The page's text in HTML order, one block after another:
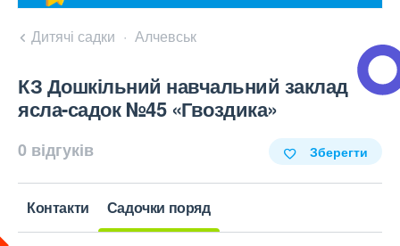
Дитячі садки Алчевськ
КЗ Дошкільний навчальний заклад
ясла-садок №45 «Гвоздика»
0 відгуків Зберегти
Контакти Садочки поряд